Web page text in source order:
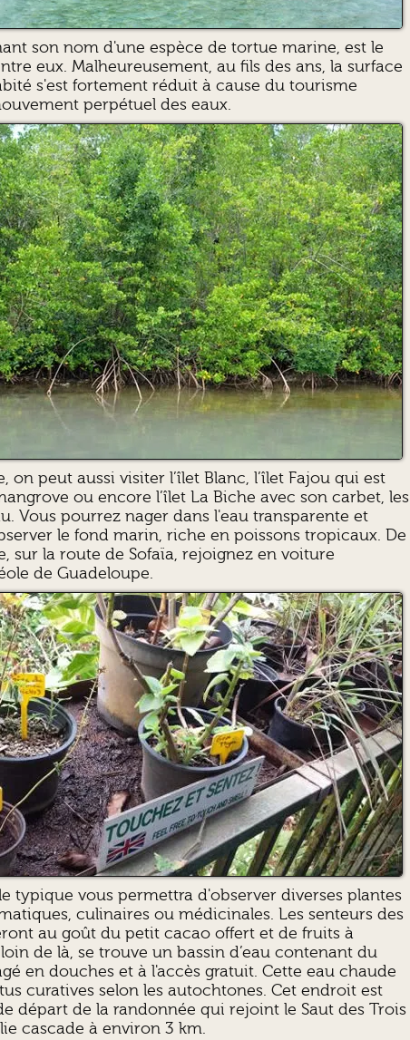
son nom d'une espèce de tortue marine, est le
eux. Malheureusement, au fils des ans, la surface
s'est fortement réduit à cause du tourisme
perpétuel des eaux.
on peut aussi visiter l’îlet Blanc, l’îlet Fajou qui est
ou encore l’îlet La Biche avec son carbet, les
Vous pourrez nager dans l'eau transparente et
le fond marin, riche en poissons tropicaux. De
sur la route de Sofaïa, rejoignez en voiture
de Guadeloupe.
typique vous permettra d'observer diverses plantes
culinaires ou médicinales. Les senteurs des
au goût du petit cacao offert et de fruits à
de là, se trouve un bassin d’eau contenant du
en douches et à l'accès gratuit. Cette eau chaude
curatives selon les autochtones. Cet endroit est
départ de la randonnée qui rejoint le Saut des Trois
cascade à environ 3 km.